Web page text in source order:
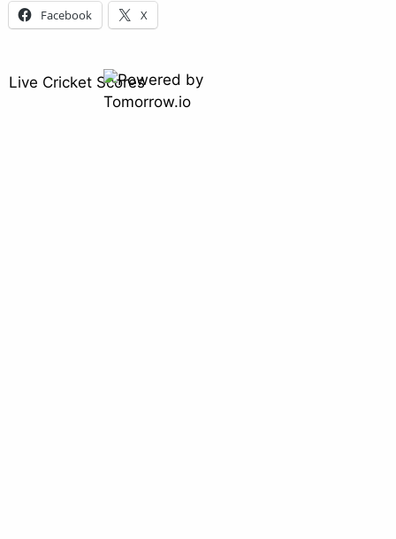
Facebook X
Live Cricket Scores